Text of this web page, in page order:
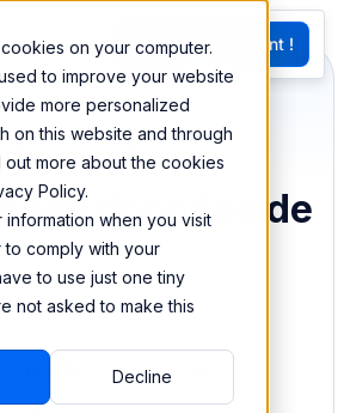
on your computer.
to improve your website
more personalized
on this website and through
more about the cookies
Policy.
when you visit
to comply with your
to use just one tiny
not asked to make this
Decline
EN
G
Essayez Maintenant !
et
les données de
de charger vos
deBubbledans un